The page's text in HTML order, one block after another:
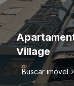
Village
Buscar imóvel